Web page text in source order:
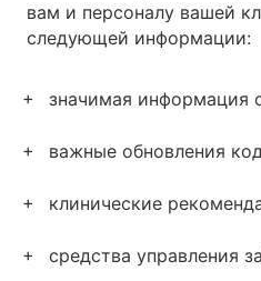
вам и персоналу вашей
следующей информации:
значимая информация
важные обновления
клинические
средства управления